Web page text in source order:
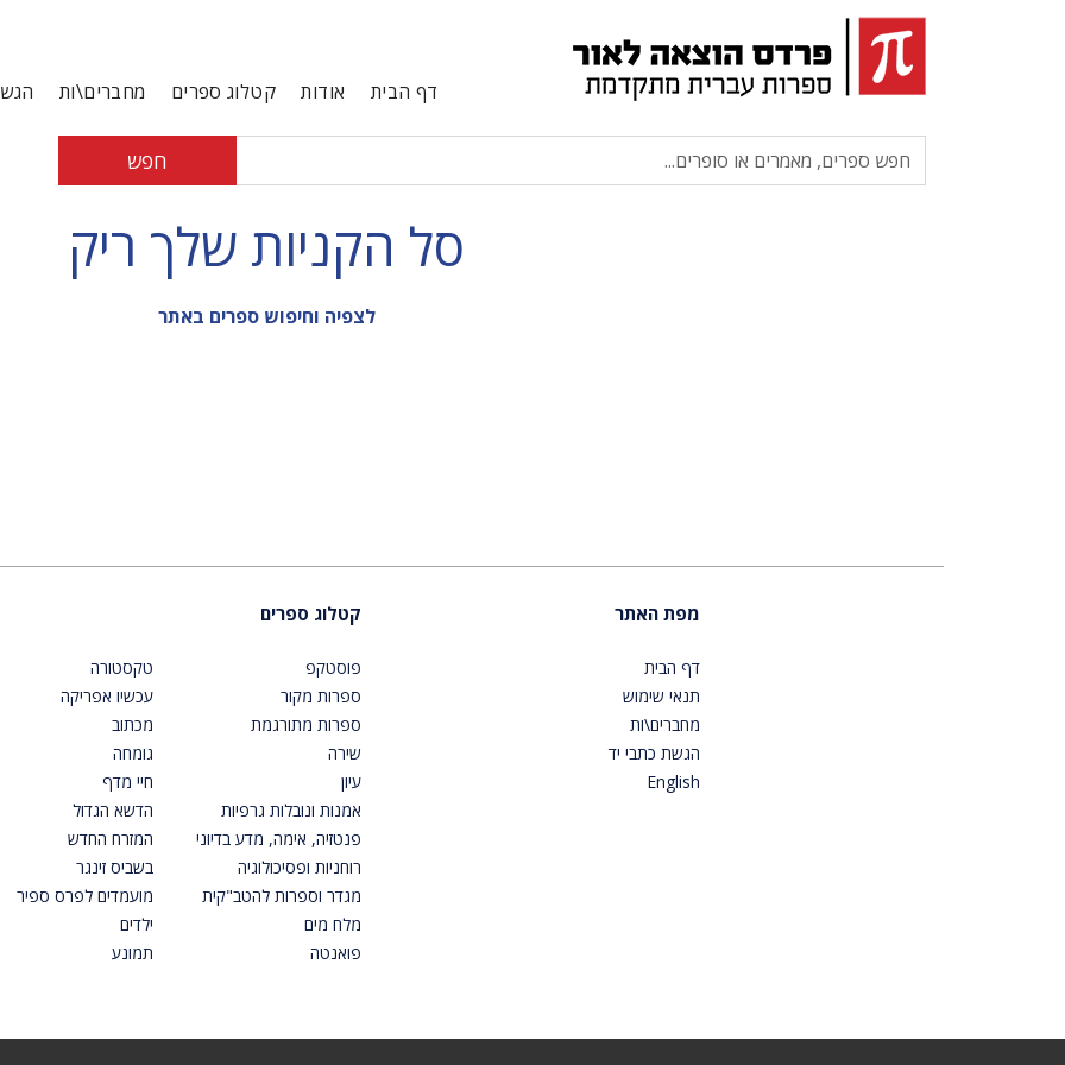
דף הבית אודות קטלוג ספרים מחברים\ות
חפש
סל הקניות שלך ריק
לצפיה וחיפוש ספרים באתר
מפת האתר
דף הבית
תנאי שימוש
מחברים\ות
הגשת כתבי יד
English
קטלוג ספרים
פוסטקפ
ספרות מקור
ספרות מתורגמת
שירה
עיון
אמנות ונובלות גרפיות
פנטזיה, אימה, מדע בדיוני
רוחניות ופסיכולוגיה
מגדר וספרות להטב"קית
מלח מים
פואנטה
טקסטורה
עכשיו אפריקה
מכתוב
גומחה
חיי מדף
הדשא הגדול
המזרח החדש
בשביס זינגר
מועמדים לפרס ספיר
ילדים
תמונע